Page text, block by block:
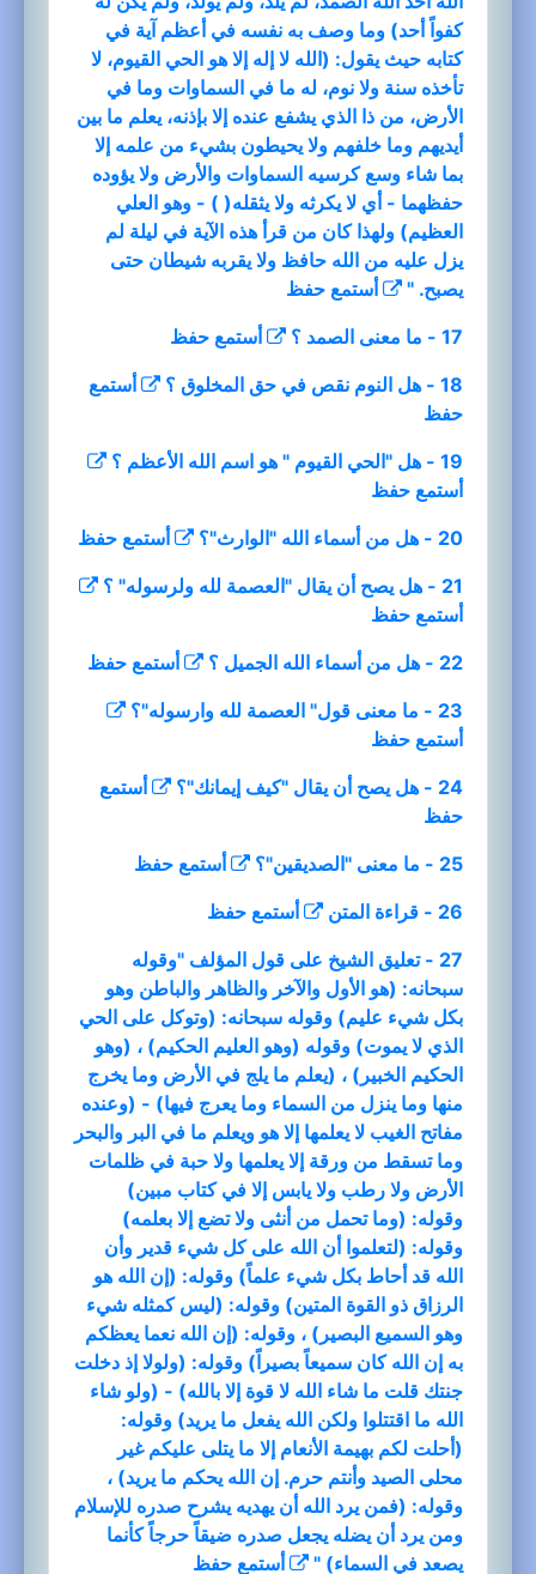
كفواً أحد) وما وصف به نفسه في أعظم آية في
كتابه حيث يقول: (الله لا إله إلا هو الحي القيوم، لا
تأخذه سنة ولا نوم، له ما في السماوات وما في
الأرض، من ذا الذي يشفع عنده إلا بإذنه، يعلم ما بين
أيديهم وما خلفهم ولا يحيطون بشيء من علمه إلا
بما شاء وسع كرسيه السماوات والأرض ولا يؤوده
حفظهما - أي لا يكرثه ولا يثقله( ) - وهو العلي
العظيم) ولهذا كان من قرأ هذه الآية في ليلة لم
يزل عليه من الله حافظ ولا يقربه شيطان حتى
يصبح. "
أستمع حفظ
17 - ما معنى الصمد ؟
أستمع حفظ
18 - هل النوم نقص في حق المخلوق ؟
أستمع
حفظ
19 - هل "الحي القيوم " هو اسم الله الأعظم ؟
أستمع حفظ
20 - هل من أسماء الله "الوارث"؟
أستمع حفظ
21 - هل يصح أن يقال "العصمة لله ولرسوله" ؟
أستمع حفظ
22 - هل من أسماء الله الجميل ؟
أستمع حفظ
23 - ما معنى قول" العصمة لله وارسوله"؟
أستمع حفظ
24 - هل يصح أن يقال "كيف إيمانك"؟
أستمع
حفظ
25 - ما معنى "الصديقين"؟
أستمع حفظ
26 - قراءة المتن
أستمع حفظ
27 - تعليق الشيخ على قول المؤلف "وقوله
سبحانه: (هو الأول والآخر والظاهر والباطن وهو
بكل شيء عليم) وقوله سبحانه: (وتوكل على الحي
الذي لا يموت) وقوله (وهو العليم الحكيم) ، (وهو
الحكيم الخبير) ، (يعلم ما يلج في الأرض وما يخرج
منها وما ينزل من السماء وما يعرج فيها) - (وعنده
مفاتح الغيب لا يعلمها إلا هو ويعلم ما في البر والبحر
وما تسقط من ورقة إلا يعلمها ولا حبة في ظلمات
الأرض ولا رطب ولا يابس إلا في كتاب مبين)
وقوله: (وما تحمل من أنثى ولا تضع إلا بعلمه)
وقوله: (لتعلموا أن الله على كل شيء قدير وأن
الله قد أحاط بكل شيء علماً) وقوله: (إن الله هو
الرزاق ذو القوة المتين) وقوله: (ليس كمثله شيء
وهو السميع البصير) ، وقوله: (إن الله نعما يعظكم
به إن الله كان سميعاً بصيراً) وقوله: (ولولا إذ دخلت
جنتك قلت ما شاء الله لا قوة إلا بالله) - (ولو شاء
الله ما اقتتلوا ولكن الله يفعل ما يريد) وقوله:
(أحلت لكم بهيمة الأنعام إلا ما يتلى عليكم غير
محلى الصيد وأنتم حرم. إن الله يحكم ما يريد) ،
وقوله: (فمن يرد الله أن يهديه يشرح صدره للإسلام
ومن يرد أن يضله يجعل صدره ضيقاً حرجاً كأنما
يصعد في السماء) "
أستمع حفظ